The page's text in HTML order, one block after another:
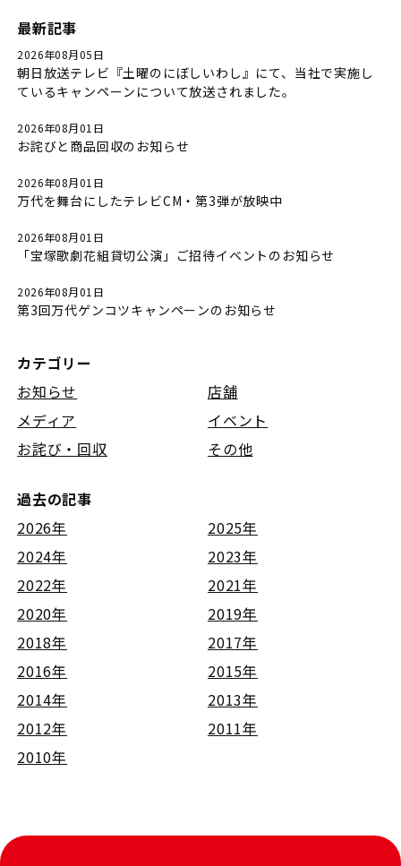
最新記事
2026年08月05日
朝日放送テレビ『土曜のにぼしいわし』にて、当社で実施し
ているキャンペーンについて放送されました。
2026年08月01日
お詫びと商品回収のお知らせ
2026年08月01日
万代を舞台にしたテレビCM・第3弾が放映中
2026年08月01日
「宝塚歌劇花組貸切公演」ご招待イベントのお知らせ
2026年08月01日
第3回万代ゲンコツキャンペーンのお知らせ
カテゴリー
お知らせ
店舗
メディア
イベント
お詫び・回収
その他
過去の記事
2026年
2025年
2024年
2023年
2022年
2021年
2020年
2019年
2018年
2017年
2016年
2015年
2014年
2013年
2012年
2011年
2010年